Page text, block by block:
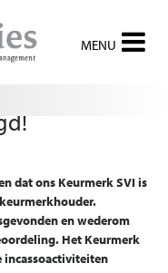
dat ons Keurmerk SVI is
en wederom
Het Keurmerk
incassoactiviteiten